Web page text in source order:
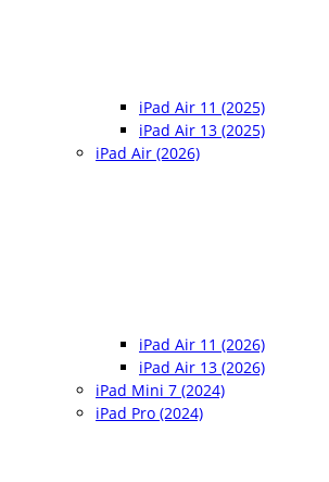
iPad Air 11 (2025)
iPad Air 13 (2025)
iPad Air (2026)
iPad Air 11 (2026)
iPad Air 13 (2026)
iPad Mini 7 (2024)
iPad Pro (2024)